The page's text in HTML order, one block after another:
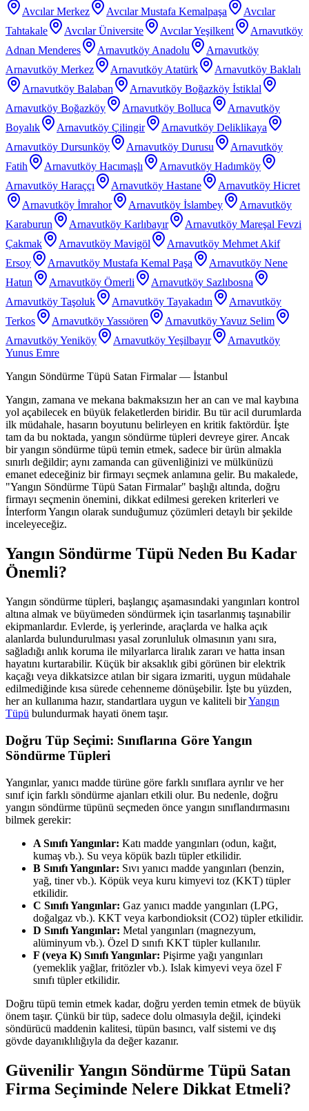
Avcılar Merkez Avcılar Mustafa Kemalpaşa
Avcılar
Tahtakale
Avcılar Üniversite Avcılar Yeşilkent
Arnavutköy
Adnan Menderes
Arnavutköy Anadolu
Arnavutköy
Arnavutköy Merkez
Arnavutköy Atatürk
Arnavutköy Baklalı
Arnavutköy Balaban
Arnavutköy Boğazköy İstiklal
Arnavutköy Boğazköy
Arnavutköy Bolluca
Arnavutköy
Boyalık
Arnavutköy Çilingir
Arnavutköy Deliklikaya
Arnavutköy Dursunköy
Arnavutköy Durusu
Arnavutköy
Fatih
Arnavutköy Hacımaşlı
Arnavutköy Hadımköy
Arnavutköy Haraççı
Arnavutköy Hastane
Arnavutköy Hicret
Arnavutköy İmrahor
Arnavutköy İslambey
Arnavutköy
Karaburun
Arnavutköy Karlıbayır
Arnavutköy Mareşal Fevzi
Çakmak
Arnavutköy Mavigöl
Arnavutköy Mehmet Akif
Ersoy
Arnavutköy Mustafa Kemal Paşa
Arnavutköy Nene
Hatun
Arnavutköy Ömerli
Arnavutköy Sazlıbosna
Arnavutköy Taşoluk
Arnavutköy Tayakadın
Arnavutköy
Terkos
Arnavutköy Yassıören
Arnavutköy Yavuz Selim
Arnavutköy Yeniköy
Arnavutköy Yeşilbayır
Arnavutköy
Yunus Emre
Yangın Söndürme Tüpü Satan Firmalar— İstanbul
Yangın, zamana ve mekana bakmaksızın her an can ve mal kaybına
yol açabilecek en büyük felaketlerden biridir. Bu tür acil durumlarda
ilk müdahale, hasarın boyutunu belirleyen en kritik faktördür. İşte
tam da bu noktada, yangın söndürme tüpleri devreye girer. Ancak
bir yangın söndürme tüpü temin etmek, sadece bir ürün almakla
sınırlı değildir; aynı zamanda can güvenliğinizi ve mülkünüzü
emanet edeceğiniz bir firmayı seçmek anlamına gelir. Bu makalede,
"Yangın Söndürme Tüpü Satan Firmalar" başlığı altında, doğru
firmayı seçmenin önemini, dikkat edilmesi gereken kriterleri ve
İnterform Yangın olarak sunduğumuz çözümleri detaylı bir şekilde
inceleyeceğiz.
Yangın Söndürme Tüpü Neden Bu Kadar
Önemli?
Yangın söndürme tüpleri, başlangıç aşamasındaki yangınları kontrol
altına almak ve büyümeden söndürmek için tasarlanmış taşınabilir
ekipmanlardır. Evlerde, iş yerlerinde, araçlarda ve halka açık
alanlarda bulundurulması yasal zorunluluk olmasının yanı sıra,
sağladığı anlık koruma ile milyarlarca liralık zararı ve hatta insan
hayatını kurtarabilir. Küçük bir aksaklık gibi görünen bir elektrik
kaçağı veya dikkatsizce atılan bir sigara izmariti, uygun müdahale
edilmediğinde kısa sürede cehenneme dönüşebilir. İşte bu yüzden,
her an kullanıma hazır, standartlara uygun ve kaliteli birYangın
Tüpü bulundurmak hayati önem taşır.
Doğru Tüp Seçimi: Sınıflarına Göre Yangın
Söndürme Tüpleri
Yangınlar, yanıcı madde türüne göre farklı sınıflara ayrılır ve her
sınıf için farklı söndürme ajanları etkili olur. Bu nedenle, doğru
yangın söndürme tüpünü seçmeden önce yangın sınıflandırmasını
bilmek gerekir:
A Sınıfı Yangınlar: Katı madde yangınları (odun, kağıt,
kumaş vb.). Su veya köpük bazlı tüpler etkilidir.
B Sınıfı Yangınlar: Sıvı yanıcı madde yangınları (benzin,
yağ, tiner vb.). Köpük veya kuru kimyevi toz (KKT) tüpler
etkilidir.
C Sınıfı Yangınlar: Gaz yanıcı madde yangınları (LPG,
doğalgaz vb.). KKT veya karbondioksit (CO2) tüpler etkilidir.
D Sınıfı Yangınlar: Metal yangınları (magnezyum,
alüminyum vb.). Özel D sınıfı KKT tüpler kullanılır.
F (veya K) Sınıfı Yangınlar: Pişirme yağı yangınları
(yemeklik yağlar, fritözler vb.). Islak kimyevi veya özel F
sınıfı tüpler etkilidir.
Doğru tüpü temin etmek kadar, doğru yerden temin etmek de büyük
önem taşır. Çünkü bir tüp, sadece dolu olmasıyla değil, içindeki
söndürücü maddenin kalitesi, tüpün basıncı, valf sistemi ve dış
gövde dayanıklılığıyla da değer kazanır.
Güvenilir Yangın Söndürme Tüpü Satan
Firma Seçiminde Nelere Dikkat Etmeli?